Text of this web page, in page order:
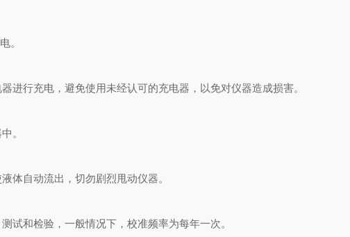
。
行充电，避免使用未经认可的充电器，以免对仪器造成损害。
。
自动流出，切勿剧烈甩动仪器。
和检验，一般情况下，校准频率为每年一次。